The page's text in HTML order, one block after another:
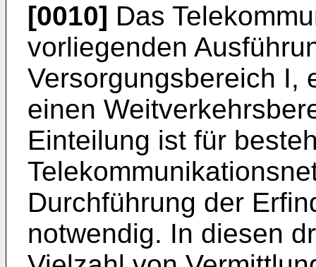
[0010] Das
vorliegenden
Versorgungsbereich I,
einen
Einteilung ist für
Durchführung der
notwendig. In diesen